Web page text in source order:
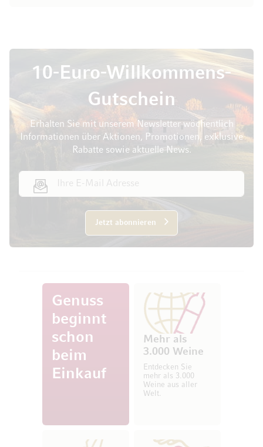
10-Euro-Willkommens-
Gutschein
Erhalten Sie mit unserem Newsletter wöchentlich
Informationen über Aktionen, Promotionen, exklusive
Rabatte sowie aktuelle News.
Jetzt abonnieren
Genuss
beginnt
schon
beim
Einkauf
Mehr als
3.000 Weine
Entdecken Sie
mehr als 3.000
Weine aus aller
Welt.